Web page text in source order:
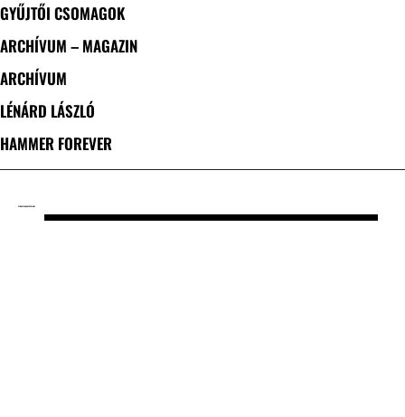
GYŰJTŐI CSOMAGOK
ARCHÍVUM – MAGAZIN
ARCHÍVUM
LÉNÁRD LÁSZLÓ
HAMMER FOREVER